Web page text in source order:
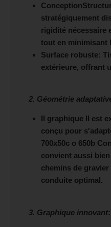
Conception
stratégiquement
rigidité nécessaire
tout en minimisant
Surface robuste:
extérieure, offrant
2. Géométrie
Il graphique Il est
conçu pour
700x50c o 650b
convient aussi
chemins de
conduite optimal.
3. Graphique innovant: